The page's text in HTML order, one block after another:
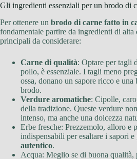
Gli ingredienti essenziali per un brodo di
Per ottenere un brodo di carne fatto in
fondamentale partire da ingredienti di
principali da considerare:
Carne di qualità: Optare per tagli
pollo, è essenziale. I tagli meno
ossa, donano un sapore ricco e
brodo.
Verdure aromatiche: Cipolle,
della tradizione. Queste verdure
intenso, ma anche una dolcezza
Erbe fresche: Prezzemolo, alloro e
indispensabili per esaltare i sapori e
autentico.
Acqua: Meglio se di buona qualità,